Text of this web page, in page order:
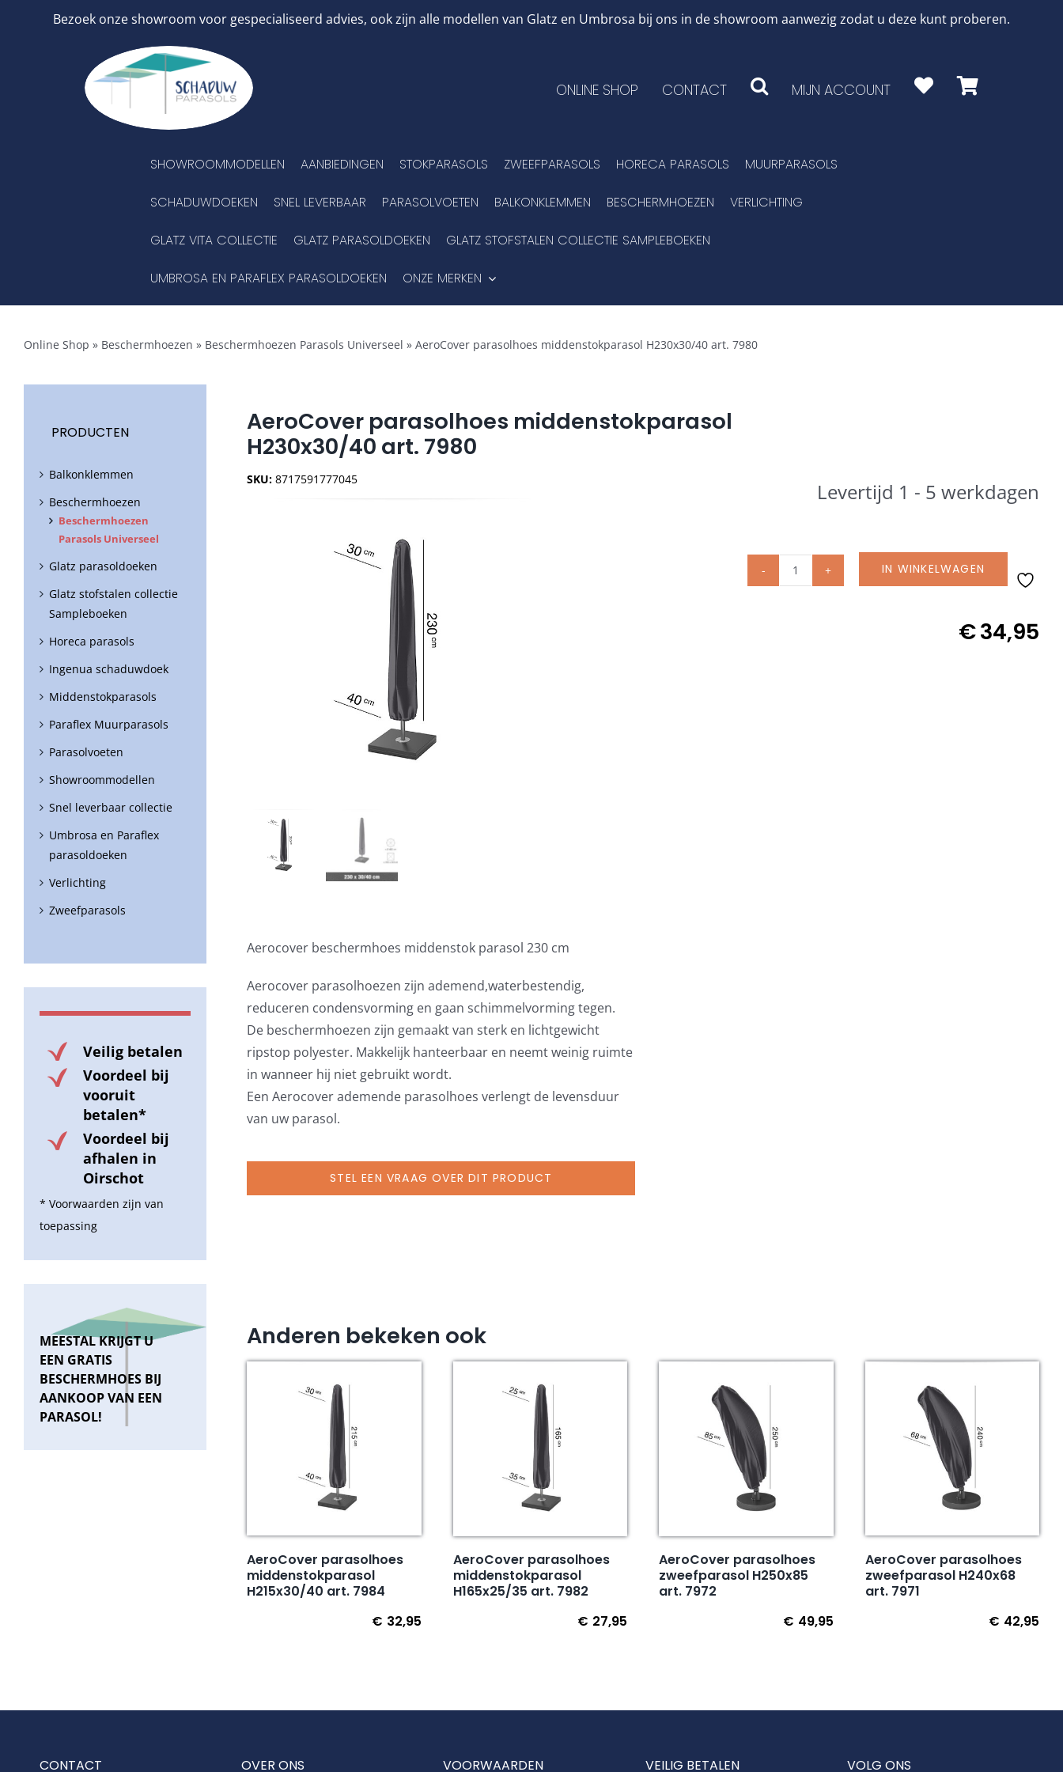
Bezoek onze showroom voor gespecialiseerd advies, ook zijn alle modellen van Glatz en Umbrosa bij ons in de showroom aanwezig zodat u deze kunt proberen.
ONLINE SHOP CONTACT MIJN ACCOUNT
SHOWROOMMODELLEN AANBIEDINGEN STOKPARASOLS ZWEEFPARASOLS HORECA PARASOLS MUURPARASOLS
SCHADUWDOEKEN SNEL LEVERBAAR PARASOLVOETEN BALKONKLEMMEN BESCHERMHOEZEN VERLICHTING
GLATZ VITA COLLECTIE GLATZ PARASOLDOEKEN GLATZ STOFSTALEN COLLECTIE SAMPLEBOEKEN
UMBROSA EN PARAFLEX PARASOLDOEKEN ONZE MERKEN
Online Shop » Beschermhoezen » Beschermhoezen Parasols Universeel » AeroCover parasolhoes middenstokparasol H230x30/40 art. 7980
AeroCover parasolhoes middenstokparasol
H230x30/40 art. 7980
SKU:8717591777045 Levertijd 1 - 5 werkdagen
AeroCover
IN WINKELWAGEN
€34,95
Aerocover beschermhoes middenstok parasol 230 cm
Aerocover parasolhoezen zijn ademend,waterbestendig,
reduceren condensvorming en gaan schimmelvorming tegen.
De beschermhoezen zijn gemaakt van sterk en lichtgewicht
ripstop polyester. Makkelijk hanteerbaar en neemt weinig ruimte
in wanneer hij niet gebruikt wordt.
Een Aerocover ademende parasolhoes verlengt de levensduur
van uw parasol.
STEL EEN VRAAG OVER DIT PRODUCT
Anderen bekeken ook
AeroCover parasolhoes
middenstokparasol
H215x30/40 art. 7984
€ 32,95
AeroCover parasolhoes
middenstokparasol
H165x25/35 art. 7982
€ 27,95
AeroCover parasolhoes
zweefparasol H250x85
art. 7972
€ 49,95
AeroCover parasolhoes
zweefparasol H240x68
art. 7971
€ 42,95
PRODUCTEN
Balkonklemmen
Beschermhoezen
Beschermhoezen
Parasols Universeel
Glatz parasoldoeken
Glatz stofstalen collectie
Sampleboeken
Horeca parasols
Ingenua schaduwdoek
Middenstokparasols
Paraflex Muurparasols
Parasolvoeten
Showroommodellen
Snel leverbaar collectie
Umbrosa en Paraflex
parasoldoeken
Verlichting
Zweefparasols
Veilig betalen
Voordeel bij
vooruit
betalen*
Voordeel bij
afhalen in
Oirschot
* Voorwaarden zijn van
toepassing
MEESTAL KRIJGT U
EEN GRATIS
BESCHERMHOES BIJ
AANKOOP VAN EEN
PARASOL!
CONTACT OVER ONS VOORWAARDEN VEILIG BETALEN VOLG ONS